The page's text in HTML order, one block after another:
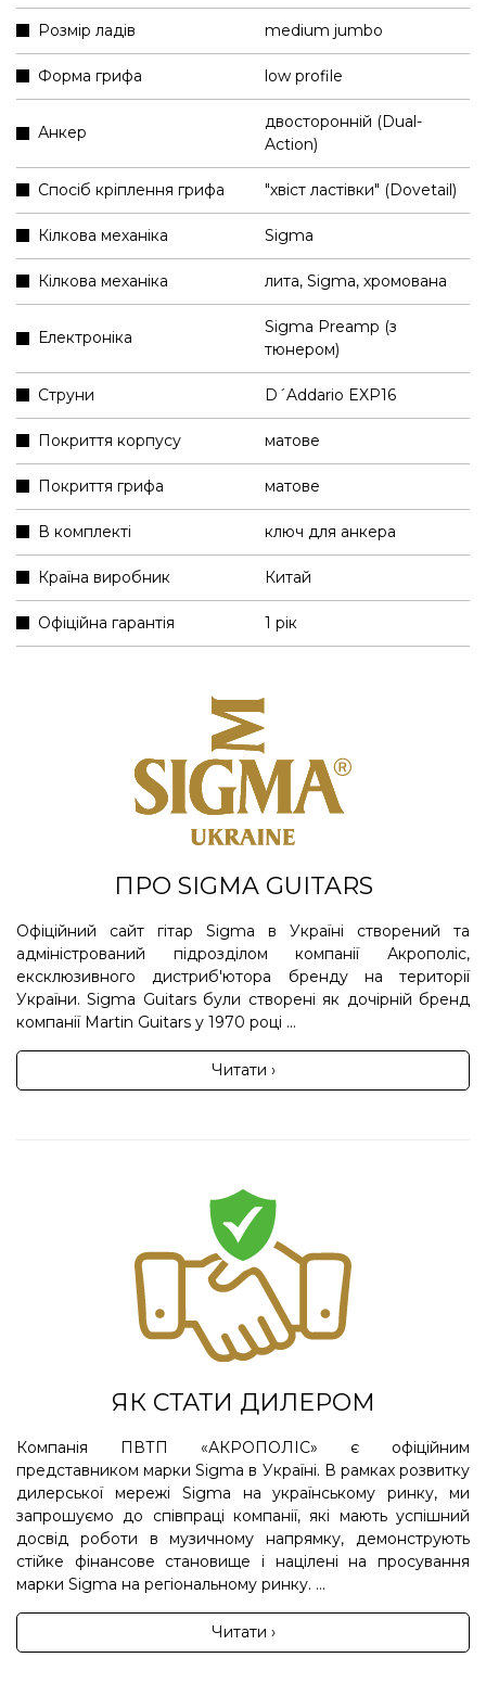
Розмір ладів medium jumbo
Форма грифа low profile
Анкер
двосторонній (Dual-
Action)
Спосіб кріплення грифа "хвіст ластівки" (Dovetail)
Кілкова механіка Sigma
Кілкова механіка лита, Sigma, хромована
Електроніка
Sigma Preamp (з
тюнером)
Струни D´Addario EXP16
Покриття корпусу матове
Покриття грифа матове
В комплекті ключ для анкера
Країна виробник Китай
Офіційна гарантія 1 рік
ПРО SIGMA GUITARS
Офіційний сайт гітар Sigma в Україні створений та
адміністрований підрозділом компанії Акрополіс,
ексклюзивного дистриб'ютора бренду на території
України. Sigma Guitars були створені як дочірній бренд
компанії Martin Guitars у 1970 році ...
Читати ›
ЯК СТАТИ ДИЛЕРОМ
Компанія ПВТП «АКРОПОЛІС» є офіційним
представником марки Sigma в Україні. В рамках розвитку
дилерської мережі Sigma на українському ринку, ми
запрошуємо до співпраці компанії, які мають успішний
досвід роботи в музичному напрямку, демонструють
стійке фінансове становище і націлені на просування
марки Sigma на регіональному ринку. ...
Читати ›